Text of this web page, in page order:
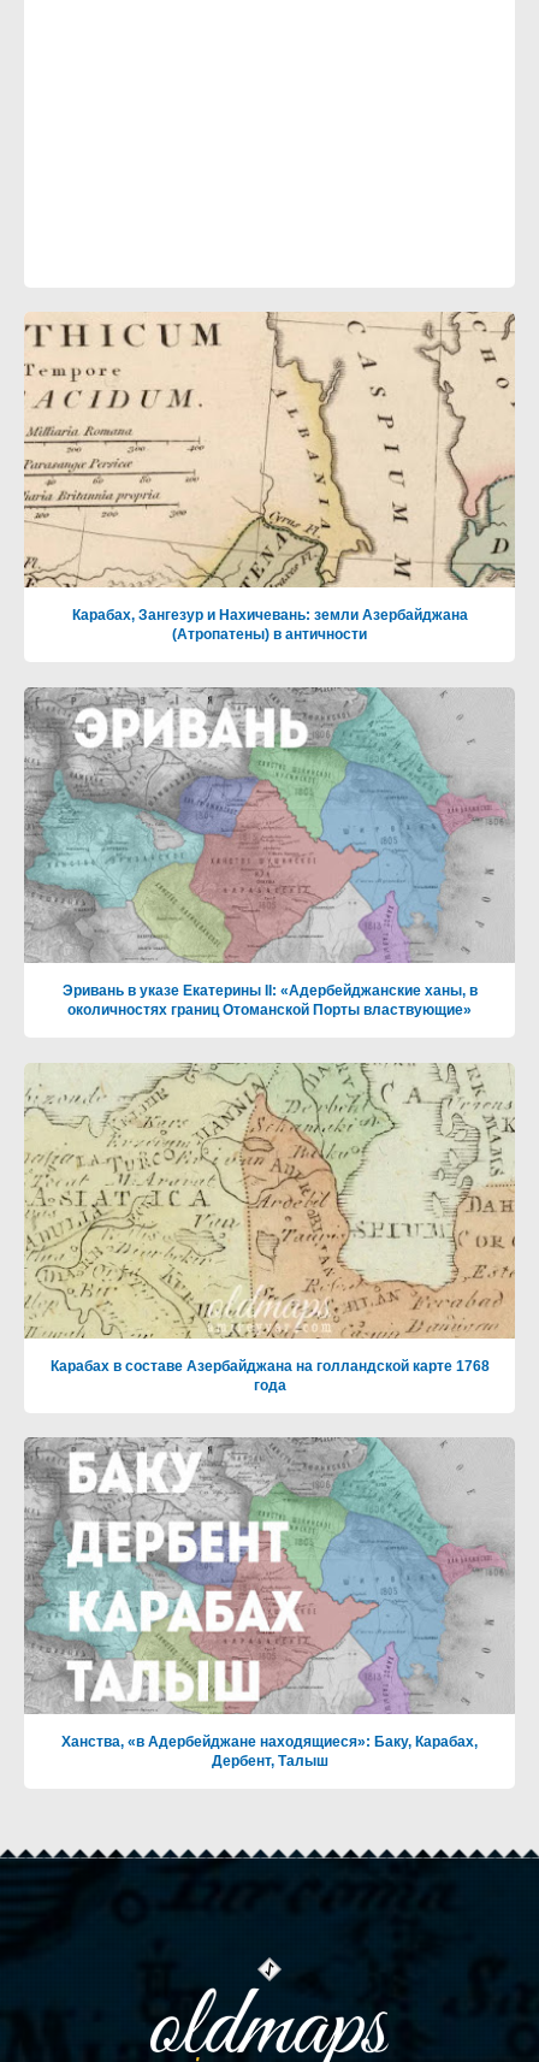
Карабах, Зангезур и Нахичевань: земли Азербайджана
(Атропатены) в античности
Эривань в указе Екатерины II: «Адербейджанские ханы, в
околичностях границ Отоманской Порты властвующие»
Карабах в составе Азербайджана на голландской карте 1768
года
Ханства, «в Адербейджане находящиеся»: Баку, Карабах,
Дербент, Талыш